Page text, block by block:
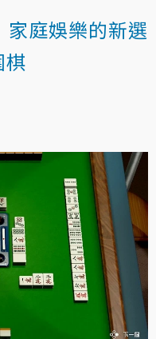
庭娛樂的新選
棋